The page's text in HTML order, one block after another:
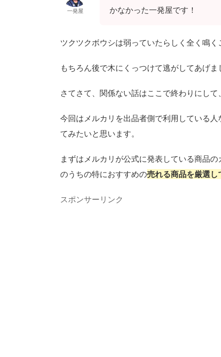
一発屋
かなかった一発屋です！
ツクツクボウシは弱っていたらしく全く鳴
もちろん後で木にくっつけて逃がしてあげま
さてさて、関係ない話はここで終わりにし
今回はメルカリを出品者側で利用している
てみたいと思います。
まずはメルカリが公式に発表している商品
のうちの特におすすめの売れる商品を厳選し
スポンサーリンク